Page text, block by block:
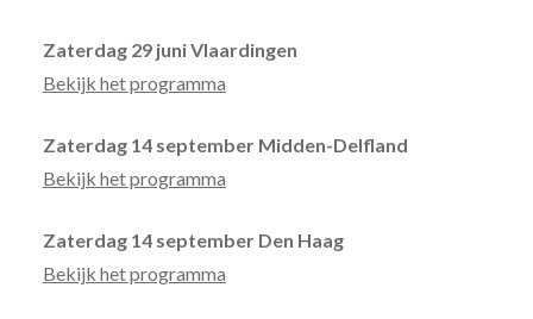
Zaterdag 29 juni Vlaardingen
Bekijk het programma
Zaterdag 14 september Midden-Delfland
Bekijk het programma
Zaterdag 14 september Den Haag
Bekijk het programma